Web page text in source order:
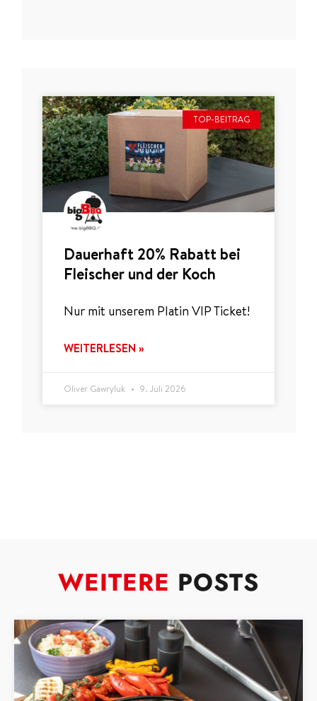
TOP-BEITRAG
Dauerhaft 20% Rabatt bei
Fleischer und der Koch
Nur mit unserem Platin VIP Ticket!
WEITERLESEN »
Oliver Gawryluk 9. Juli 2026
WEITERE POSTS